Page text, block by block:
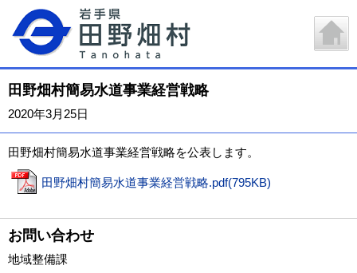
田野畑村簡易水道事業経営戦略
2020年3月25日
田野畑村簡易水道事業経営戦略を公表します。
田野畑村簡易水道事業経営戦略.pdf(795KB)
お問い合わせ
地域整備課